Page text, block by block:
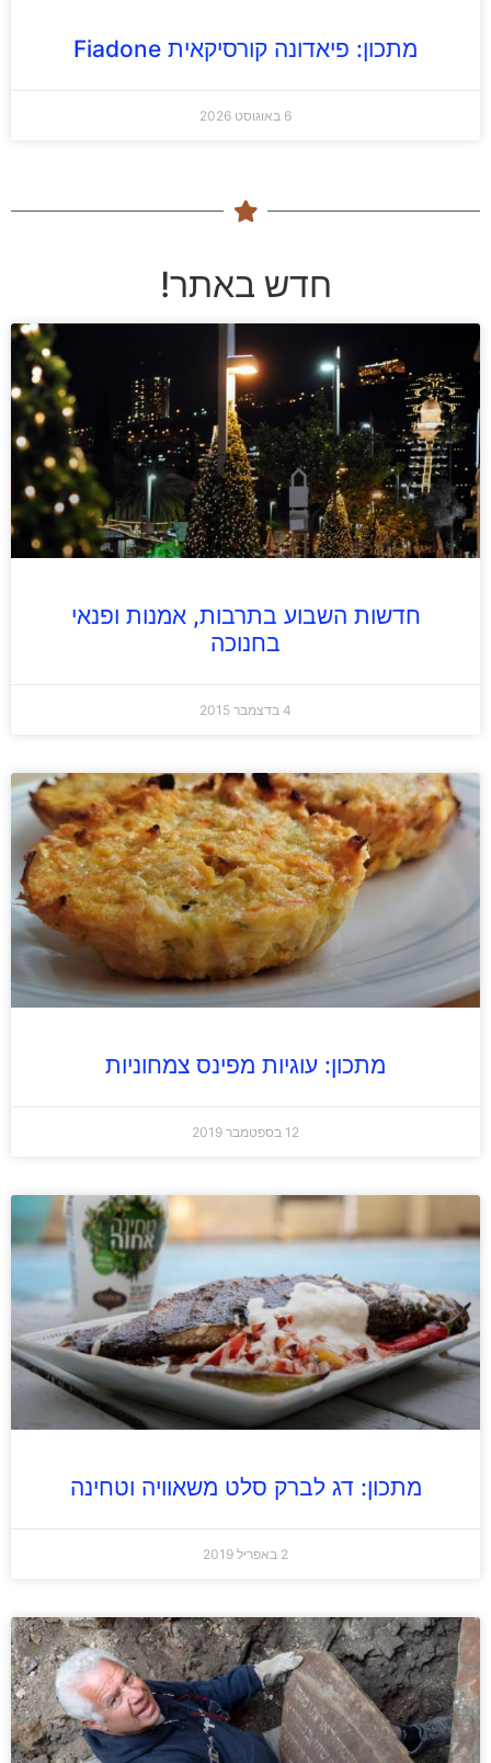
מתכון: פיאדונה קורסיקאית Fiadone
6 באוגוסט 2026
חדש באתר!
חדשות השבוע בתרבות, אמנות ופנאי
בחנוכה
4 בדצמבר 2015
מתכון: עוגיות מפינס צמחוניות
12 בספטמבר 2019
מתכון: דג לברק סלט משאוויה וטחינה
2 באפריל 2019